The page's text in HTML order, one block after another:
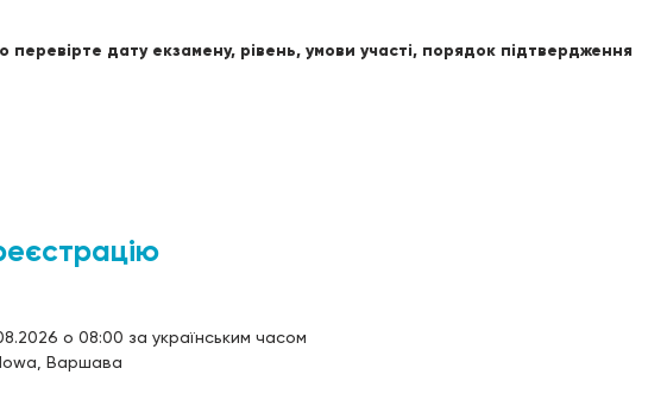
дату екзамену, рівень, умови участі, порядок підтвердження
о 08:00 за українським часом
Варшава